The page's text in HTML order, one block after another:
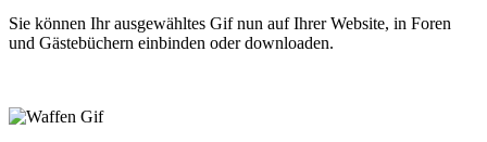
Sie können Ihr ausgewähltes Gif nun auf Ihrer Website, in Foren
und Gästebüchern einbinden oder downloaden.